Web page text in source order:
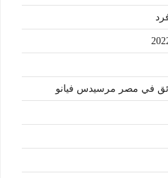
في مصر مرسيدس فيانو